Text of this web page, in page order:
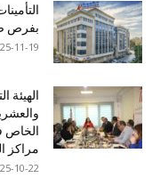
بفرص
11-19
الهيئة
الخاص
مراكز
10-22